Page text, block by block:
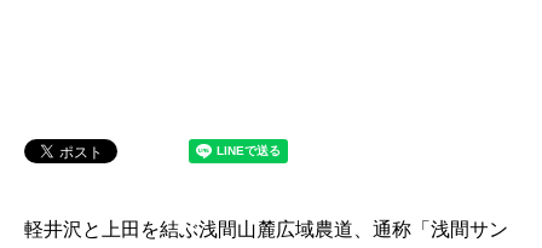
軽井沢と上田を結ぶ浅間山麓広域農道、通称「浅間サン